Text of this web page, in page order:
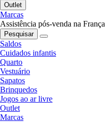
Outlet
Marcas
Assistência pós-venda na França
Pesquisar
Saldos
Cuidados infantis
Quarto
Vestuário
Sapatos
Brinquedos
Jogos ao ar livre
Outlet
Marcas